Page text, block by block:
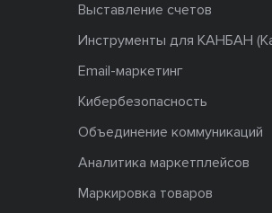
Выставление счетов
Инструменты для КАНБАН
Email-маркетинг
Кибербезопасность
Объединение коммуникаций
Аналитика маркетплейсов
Маркировка товаров